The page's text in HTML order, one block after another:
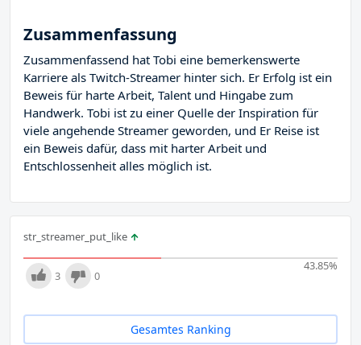
Zusammenfassung
Zusammenfassend hat Tobi eine bemerkenswerte
Karriere als Twitch-Streamer hinter sich. Er Erfolg ist ein
Beweis für harte Arbeit, Talent und Hingabe zum
Handwerk. Tobi ist zu einer Quelle der Inspiration für
viele angehende Streamer geworden, und Er Reise ist
ein Beweis dafür, dass mit harter Arbeit und
Entschlossenheit alles möglich ist.
str_streamer_put_like
43.85%
3 0
Gesamtes Ranking